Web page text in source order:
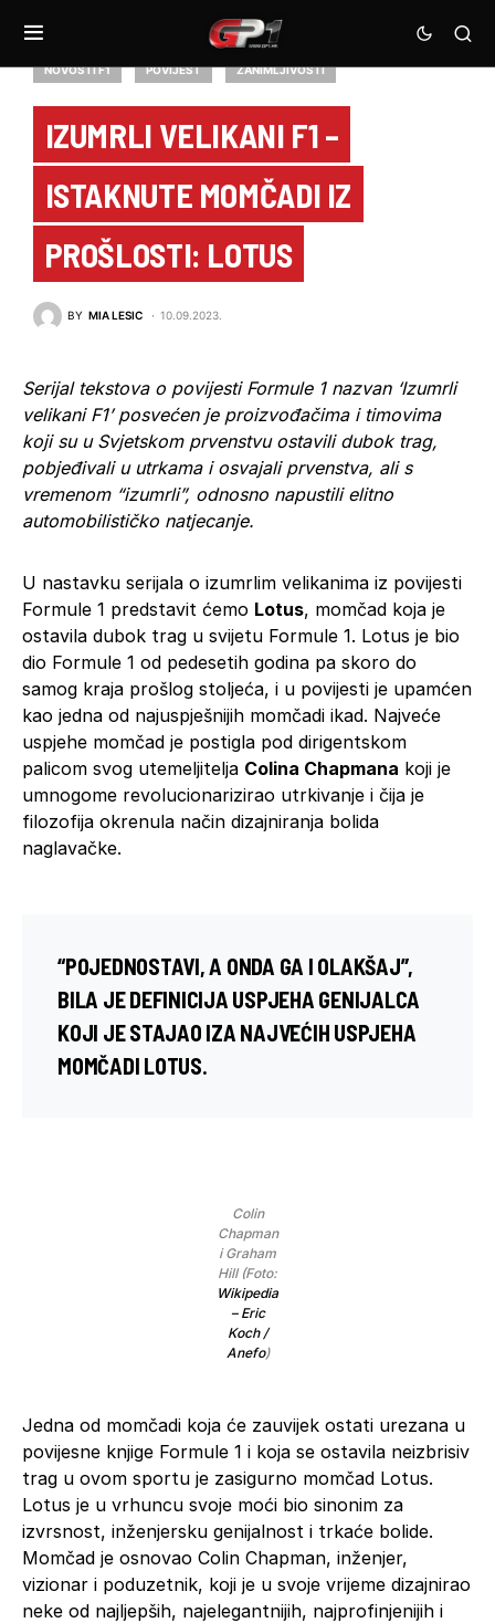
NOVOSTI F1 POVIJEST ZANIMLJIVOSTI
IZUMRLI VELIKANI F1 –
ISTAKNUTE MOMČADI IZ
PROŠLOSTI: LOTUS
BY MIA LESIC 10.09.2023.
Serijal tekstova o povijesti Formule 1 nazvan ‘Izumrli
velikani F1’ posvećen je proizvođačima i timovima
koji su u Svjetskom prvenstvu ostavili dubok trag,
pobjeđivali u utrkama i osvajali prvenstva, ali s
vremenom “izumrli”, odnosno napustili elitno
automobilističko natjecanje.
U nastavku serijala o izumrlim velikanima iz povijesti
Formule 1 predstavit ćemo Lotus, momčad koja je
ostavila dubok trag u svijetu Formule 1. Lotus je bio
dio Formule 1 od pedesetih godina pa skoro do
samog kraja prošlog stoljeća, i u povijesti je upamćen
kao jedna od najuspješnijih momčadi ikad. Najveće
uspjehe momčad je postigla pod dirigentskom
palicom svog utemeljitelja Colina Chapmana koji je
umnogome revolucionarizirao utrkivanje i čija je
filozofija okrenula način dizajniranja bolida
naglavačke.
“POJEDNOSTAVI, A ONDA GA I OLAKŠAJ”,
BILA JE DEFINICIJA USPJEHA GENIJALCA
KOJI JE STAJAO IZA NAJVEĆIH USPJEHA
MOMČADI LOTUS.
Colin
Chapman
i Graham
Hill (Foto:
Wikipedia
– Eric
Koch /
Anefo)
Jedna od momčadi koja će zauvijek ostati urezana u
povijesne knjige Formule 1 i koja se ostavila neizbrisiv
trag u ovom sportu je zasigurno momčad Lotus.
Lotus je u vrhuncu svoje moći bio sinonim za
izvrsnost, inženjersku genijalnost i trkaće bolide.
Momčad je osnovao Colin Chapman, inženjer,
vizionar i poduzetnik, koji je u svoje vrijeme dizajnirao
neke od najljepših, najelegantnijih, najprofinjenijih i